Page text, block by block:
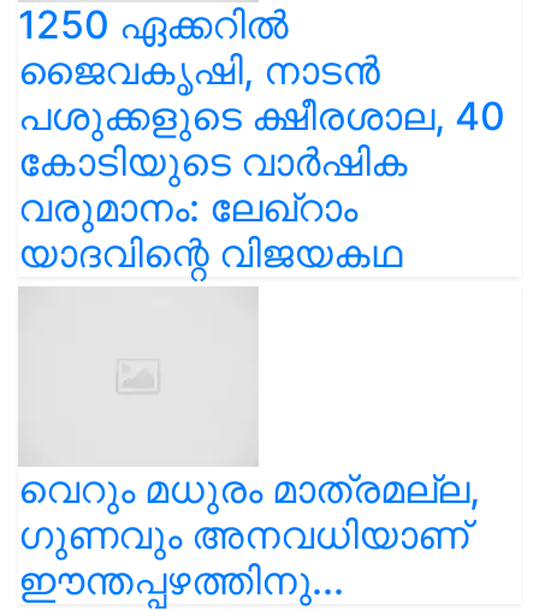
1250 ഏക്കറിൽ
ജൈവകൃഷി, നാടൻ
പശുക്കളുടെ ക്ഷീരശാല, 40
കോടിയുടെ വാർഷിക
വരുമാനം: ലേഖ്‌റാം
യാദവിന്റെ വിജയകഥ
വെറും മധുരം മാത്രമല്ല,
ഗുണവും അനവധിയാണ്
ഈന്തപ്പഴത്തിനു...